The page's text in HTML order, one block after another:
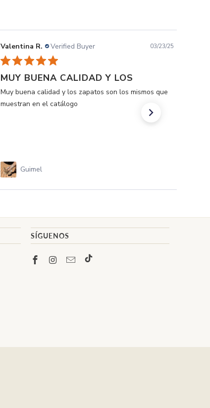
Valentina R. Verified Buyer 03/23/25
MUY BUENA CALIDAD Y LOS
Muy buena calidad y los zapatos son los mismos que
muestran en el catálogo
Guimel
SÍGUENOS